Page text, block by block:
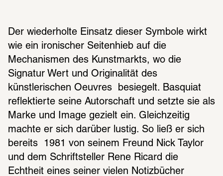
Der wiederholte Einsatz dieser Symbole wirkt
wie ein ironischer Seitenhieb auf die
Mechanismen des Kunstmarkts, wo die
Signatur Wert und Originalität des
künstlerischen Oeuvres  besiegelt. Basquiat
reflektierte seine Autorschaft und setzte sie als
Marke und Image gezielt ein. Gleichzeitig
machte er sich darüber lustig. So ließ er sich
bereits  1981 von seinem Freund Nick Taylor
und dem Schriftsteller Rene Ricard die
Echtheit eines seiner vielen Notizbücher